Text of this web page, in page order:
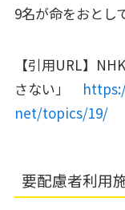
9名が命をおとし
【引用URL】
さない」
net/topics/19/
要配慮者利用